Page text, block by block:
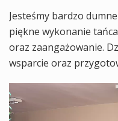
Jesteśmy bardzo
piękne wykonanie
oraz zaangażowanie.
wsparcie oraz